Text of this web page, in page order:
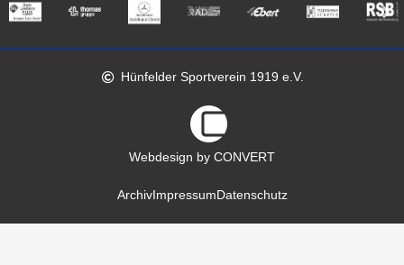
Hünfelder Sportverein 1919 e.V.
Webdesign by CONVERT
ArchivImpressum Datenschutz